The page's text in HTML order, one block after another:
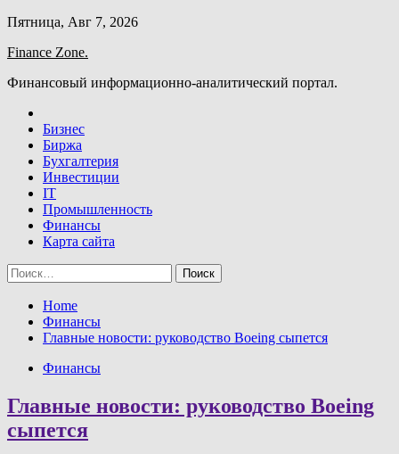
Skip
content
Пятница, Авг 7, 2026
Finance Zone.
Финансовый информационно-аналитический портал.
Бизнес
Биржа
Бухгалтерия
Инвестиции
IT
Промышленность
Финансы
Карта сайта
Найти:
Home
Финансы
Главные новости: руководство Boeing сыпется
Финансы
Главные новости: руководство Boeing
сыпется